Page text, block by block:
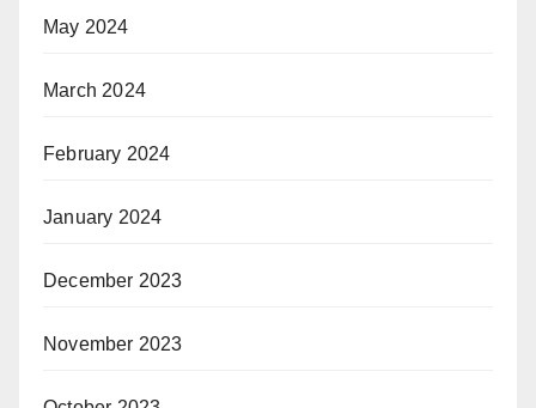
May 2024
March 2024
February 2024
January 2024
December 2023
November 2023